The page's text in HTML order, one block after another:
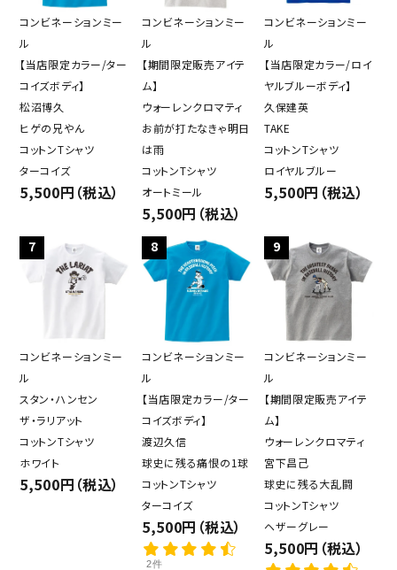
キーワード
カテゴリー
close
コンビネーションミー
ル
【当店限定カラー/ター
コイズボディ】
松沼博久
ヒゲの兄やん
コットンTシャツ
ターコイズ
5,500円（税込）
コンビネーションミー
ル
【期間限定販売アイテ
ム】
ウォーレンクロマティ
お前が打たなきゃ明日
は雨
コットンTシャツ
オートミール
5,500円（税込）
コンビネーションミー
ル
【当店限定カラー/ロイ
ヤルブルーボディ】
久保建英
TAKE
コットンTシャツ
ロイヤルブルー
5,500円（税込）
7
コンビネーションミー
ル
スタン・ハンセン
ザ・ラリアット
コットンTシャツ
ホワイト
5,500円（税込）
8
コンビネーションミー
ル
【当店限定カラー/ター
コイズボディ】
渡辺久信
球史に残る痛恨の1球
コットンTシャツ
ターコイズ
5,500円（税込）
2件
9
コンビネーションミー
ル
【期間限定販売アイテ
ム】
ウォーレンクロマティ
宮下昌己
球史に残る大乱闘
コットンTシャツ
ヘザーグレー
5,500円（税込）